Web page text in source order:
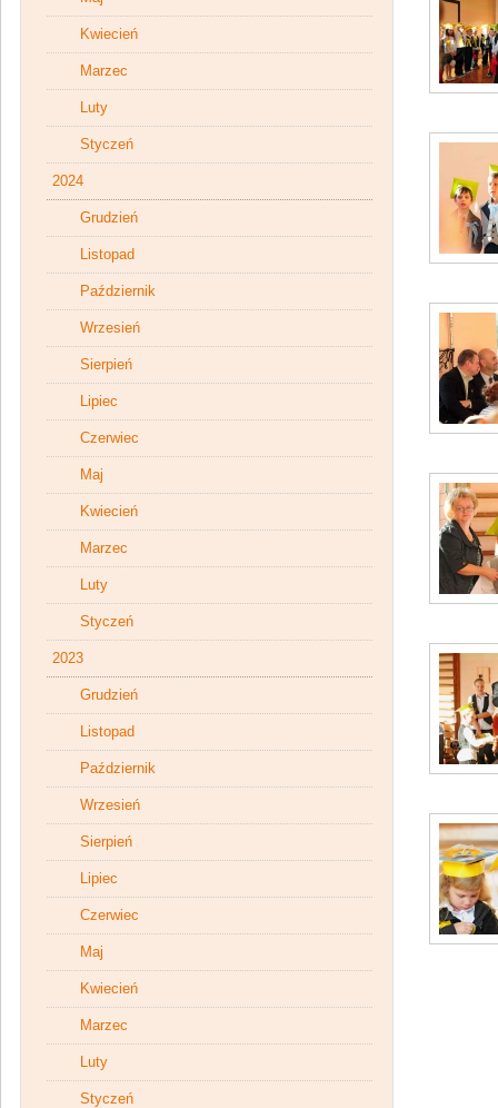
Kwiecień
Marzec
Luty
Styczeń
2024
Grudzień
Listopad
Październik
Wrzesień
Sierpień
Lipiec
Czerwiec
Maj
Kwiecień
Marzec
Luty
Styczeń
2023
Grudzień
Listopad
Październik
Wrzesień
Sierpień
Lipiec
Czerwiec
Maj
Kwiecień
Marzec
Luty
Styczeń